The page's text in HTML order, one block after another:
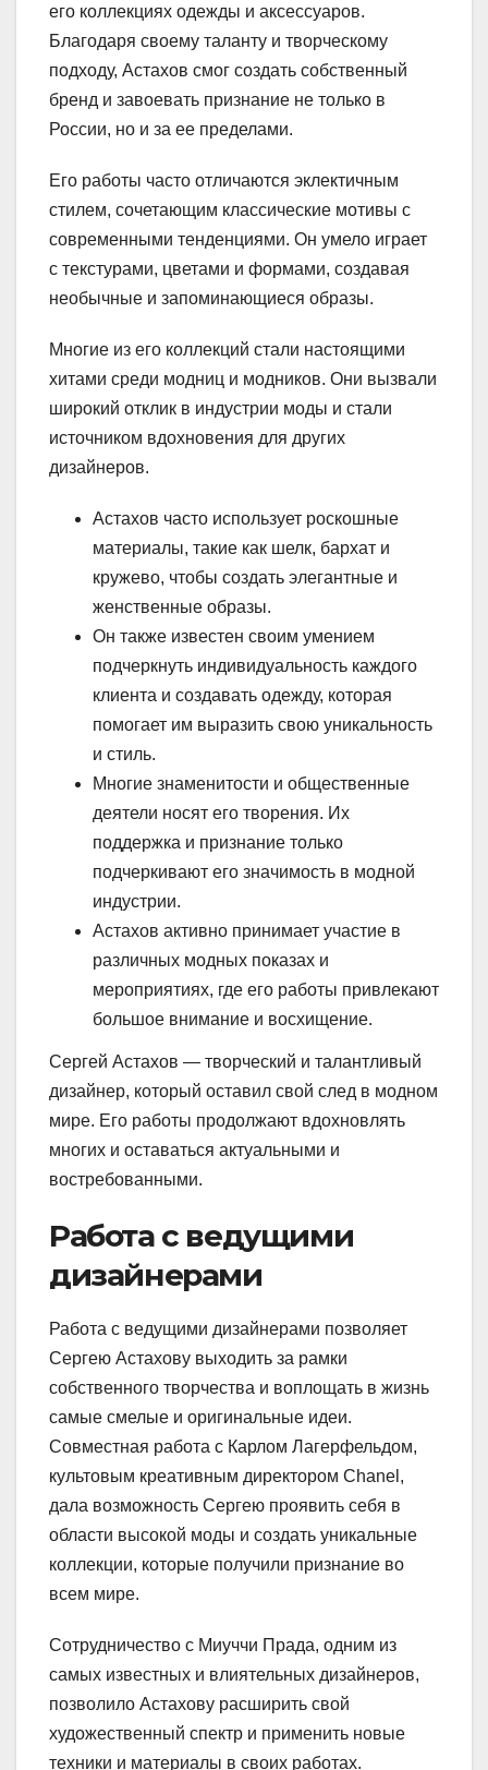
его коллекциях одежды и аксессуаров.
Благодаря своему таланту и творческому
подходу, Астахов смог создать собственный
бренд и завоевать признание не только в
России, но и за ее пределами.
Его работы часто отличаются эклектичным
стилем, сочетающим классические мотивы с
современными тенденциями. Он умело играет
с текстурами, цветами и формами, создавая
необычные и запоминающиеся образы.
Многие из его коллекций стали настоящими
хитами среди модниц и модников. Они вызвали
широкий отклик в индустрии моды и стали
источником вдохновения для других
дизайнеров.
Астахов часто использует роскошные
материалы, такие как шелк, бархат и
кружево, чтобы создать элегантные и
женственные образы.
Он также известен своим умением
подчеркнуть индивидуальность каждого
клиента и создавать одежду, которая
помогает им выразить свою уникальность
и стиль.
Многие знаменитости и общественные
деятели носят его творения. Их
поддержка и признание только
подчеркивают его значимость в модной
индустрии.
Астахов активно принимает участие в
различных модных показах и
мероприятиях, где его работы привлекают
большое внимание и восхищение.
Сергей Астахов — творческий и талантливый
дизайнер, который оставил свой след в модном
мире. Его работы продолжают вдохновлять
многих и оставаться актуальными и
востребованными.
Работа с ведущими
дизайнерами
Работа с ведущими дизайнерами позволяет
Сергею Астахову выходить за рамки
собственного творчества и воплощать в жизнь
самые смелые и оригинальные идеи.
Совместная работа с Карлом Лагерфельдом,
культовым креативным директором Chanel,
дала возможность Сергею проявить себя в
области высокой моды и создать уникальные
коллекции, которые получили признание во
всем мире.
Сотрудничество с Миуччи Прада, одним из
самых известных и влиятельных дизайнеров,
позволило Астахову расширить свой
художественный спектр и применить новые
техники и материалы в своих работах.